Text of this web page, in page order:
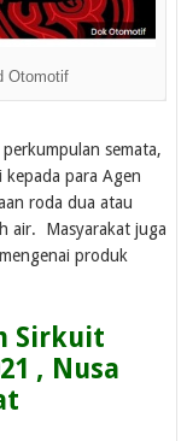
Otomotif
semata,
kepada para Agen
roda dua atau
air. Masyarakat juga
produk
Sirkuit
, Nusa